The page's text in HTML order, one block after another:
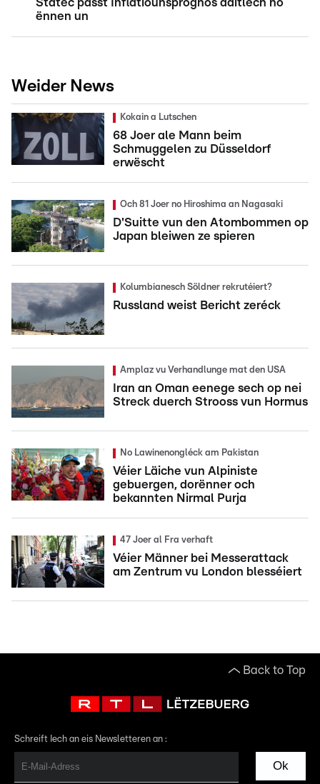
ënnen un
Weider News
Kokain a Lutschen
68 Joer ale Mann beim
Schmuggelen zu Düsseldorf
erwëscht
Och 81 Joer no Hiroshima an Nagasaki
D'Suitte vun den Atombommen op
Japan bleiwen ze spieren
Kolumbianesch Söldner rekrutéiert?
Russland weist Bericht zeréck
Amplaz vu Verhandlunge mat den USA
Iran an Oman eenege sech op nei
Streck duerch Strooss vun Hormus
No Lawinenongléck am Pakistan
Véier Läiche vun Alpiniste
gebuergen, dorënner och
bekannten Nirmal Purja
47 Joer al Fra verhaft
Véier Männer bei Messerattack
am Zentrum vu London blesséiert
Back to Top
Schreift Iech an eis Newsletteren an :
Ok